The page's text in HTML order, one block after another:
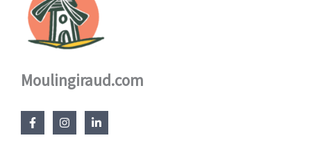
Moulingiraud.com